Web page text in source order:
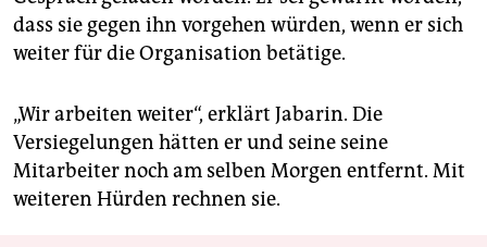
dass sie gegen ihn vorgehen würden, wenn er sich
weiter für die Organisation betätige.
„Wir arbeiten weiter“, erklärt Jabarin. Die
Versiegelungen hätten er und seine seine
Mitarbeiter noch am selben Morgen entfernt. Mit
weiteren Hürden rechnen sie.